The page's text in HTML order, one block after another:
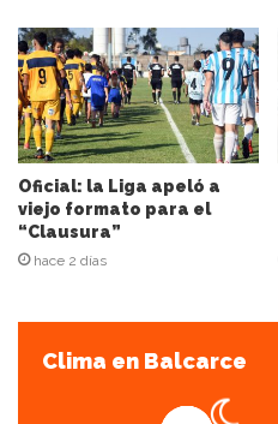
c
o
r
r
e
o
e
l
e
c
n
Oficial: la Liga apeló a
viejo formato para el
“Clausura”
hace 2 días
Clima en Balcarce